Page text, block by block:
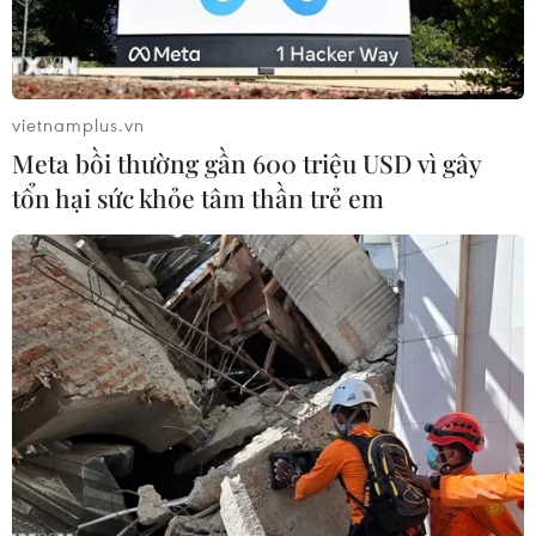
Hàng hóa được xếp tại cảng ở Bangkok, Thái Lan. (Ảnh:
AFP/TTXVN)
Ngày 19/8, Hội đồng Phát triển Kinh tế và Xã hội
quốc gia Thái Lan (NESDC) công bố báo cáo cho
biết tốc độ tăng trưởng kinh tế trong quý 2/2019
vietnamplus.vn
Meta bồi thường gần 600 triệu USD vì gây
tổn hại sức khỏe tâm thần trẻ em